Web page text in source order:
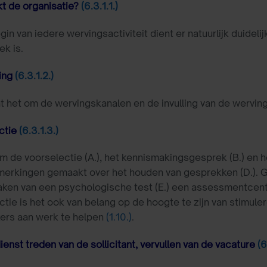
de organisatie? (6.3.1.1.)
van iedere wervingsactiviteit dient er natuurlijk
is.
(6.3.1.2.)
het om de wervingskanalen en de invulling van de
(6.3.1.3.)
de voorselectie (A.), het kennismakingsgesprek (B.) en
gemaakt over het houden van gesprekken
van een psychologische test (E.) een
is het ook van belang op de hoogte te zijn van
aan werk te helpen (1.10.).
treden van de sollicitant, vervullen van de vacature